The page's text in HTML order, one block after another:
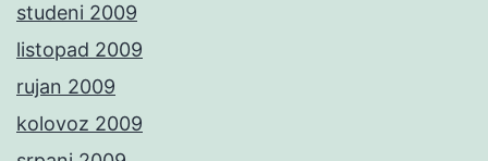
studeni 2009
listopad 2009
rujan 2009
kolovoz 2009